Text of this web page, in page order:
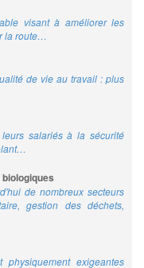
visant à améliorer les
la route…
de vie au travail : plus
salariés à la sécurité
de nombreux secteurs
gestion des déchets,
exigeantes